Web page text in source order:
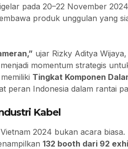
pada 20–22 November
produk unggulan yang
ujar Rizky Aditya
momentum strategis
Tingkat Komponen
peran Indonesia dalam rantai
Kabel
2024 bukan acara
132 booth dari 92